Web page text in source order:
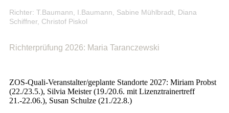
Richter: T.Baumann, I.Baumann, Sabine Mühlbradt, Diana
Schiffner, Christof Piskol
Richterprüfung 2026: Maria Taranczewski
ZOS-Quali-Veranstalter/geplante Standorte 2027: Miriam Probst
(22./23.5.), Silvia Meister (19./20.6. mit Lizenztrainertreff
21.-22.06.), Susan Schulze (21./22.8.)